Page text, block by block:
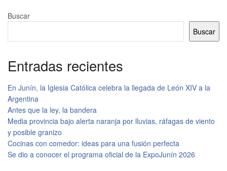
Buscar
Buscar
Entradas recientes
En Junín, la Iglesia Católica celebra la llegada de León XIV a la
Argentina
Antes que la ley, la bandera
Media provincia bajo alerta naranja por lluvias, ráfagas de viento
y posible granizo
Cocinas con comedor: ideas para una fusión perfecta
Se dio a conocer el programa oficial de la ExpoJunín 2026